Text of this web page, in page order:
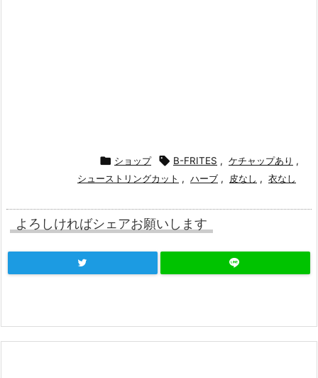
 ショップ  B-FRITES , ケチャップあり ,
シューストリングカット , ハーブ , 皮なし , 衣なし
よろしければシェアお願いします